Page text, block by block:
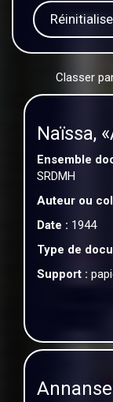
Classer
Naïssa,
Ensemble
SRDMH
Auteur ou
Date : 1944
Type de
Support :